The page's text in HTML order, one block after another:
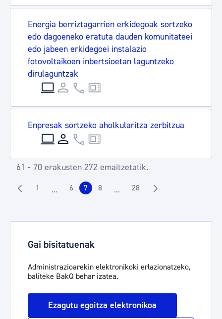
Energia berriztagarrien erkidegoak sortzeko
edo dagoeneko eratuta dauden komunitateei
edo jabeen erkidegoei instalazio
fotovoltaikoen inbertsioetan laguntzeko
dirulaguntzak
Enpresak sortzeko aholkularitza zerbitzua
61 - 70 erakusten 272 emaitzetatik.
Orrialdea
1 ...Intermediate Pages Use TAB to navigate.
Orrialdea
6 Orrialdea
7 Orrialdea
8 ...Intermediate Pages Use TAB to
Orrialdea
28
Gai bisitatuenak
Administrazioarekin elektronikoki erlazionatzeko,
baliteke BakQ behar izatea.
Ezagutu egoitza elektronikoa